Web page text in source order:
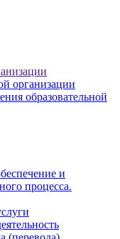
организации
образовательной
и
процесса.